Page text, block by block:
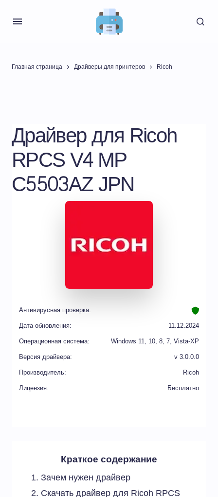
Главная страница Драйверы для принтеров Ricoh
Драйвер для Ricoh
RPCS V4 MP
C5503AZ JPN
Антивирусная проверка:
Дата обновления: 11.12.2024
Операционная система: Windows 11, 10, 8, 7, Vista-XP
Версия драйвера: v 3.0.0.0
Производитель: Ricoh
Лицензия: Бесплатно
Краткое содержание
Зачем нужен драйвер
Скачать драйвер для Ricoh RPCS